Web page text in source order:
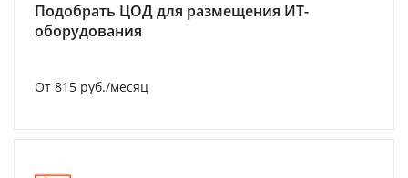
Подобрать ЦОД для размещения ИТ-
оборудования
От 815 руб./месяц